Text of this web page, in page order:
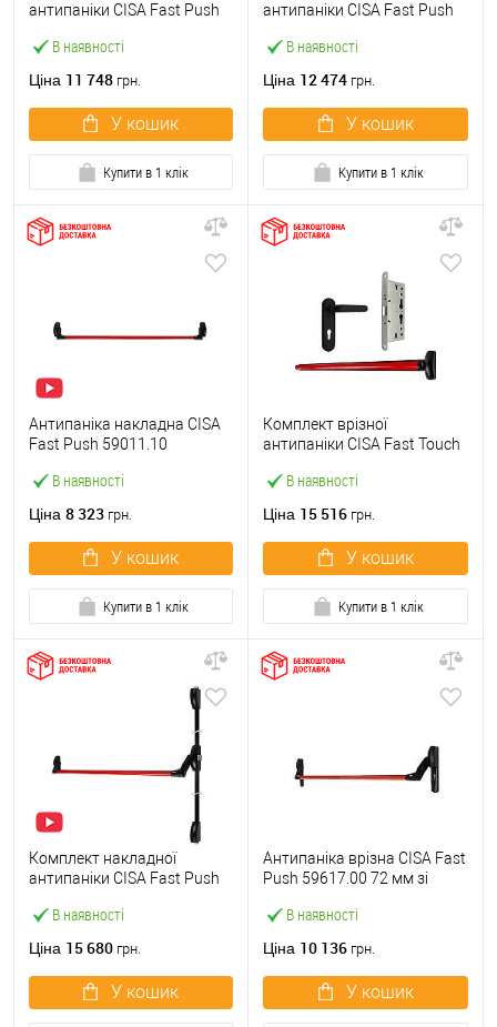
В наявності
антипаніки CISA Fast Push
із замком та ручкою
Ціна 11 748 грн.
У кошик
Купити в 1 клік
В наявності
антипаніки CISA Fast Push
червоний із замком та
Ціна 12 474 грн.
У кошик
Купити в 1 клік
В наявності
Антипаніка накладна CISA
Fast Push 59011.10
штангою 1200 мм червона
Ціна 8 323 грн.
У кошик
Купити в 1 клік
В наявності
Комплект врізної
антипаніки CISA Fast Touch
із замком та ручкою
Ціна 15 516 грн.
У кошик
Купити в 1 клік
В наявності
Комплект накладної
антипаніки CISA Fast Push
точковий вверх-вниз
Ціна 15 680 грн.
У кошик
В наявності
Антипаніка врізна CISA Fast
Push 59617.00 72 мм зі
Ціна 10 136 грн.
У кошик